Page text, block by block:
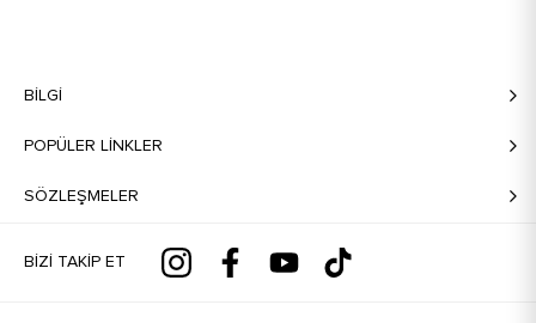
BILGI
POPÜLER LİNKLER
SÖZLEŞMELER
BIZI TAKIP ET